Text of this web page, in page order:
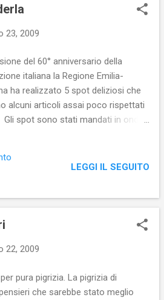
23, 2009
del 60° anniversario della
italiana la Regione Emilia-
ha realizzato 5 spot deliziosi che
alcuni articoli assai poco rispettati
Gli spot sono stati mandati in onda
studio Art. 15 – Libertà eLEGGI IL SEGUITO
22, 2009
pura pigrizia. La pigrizia di
che sarebbe stato meglio